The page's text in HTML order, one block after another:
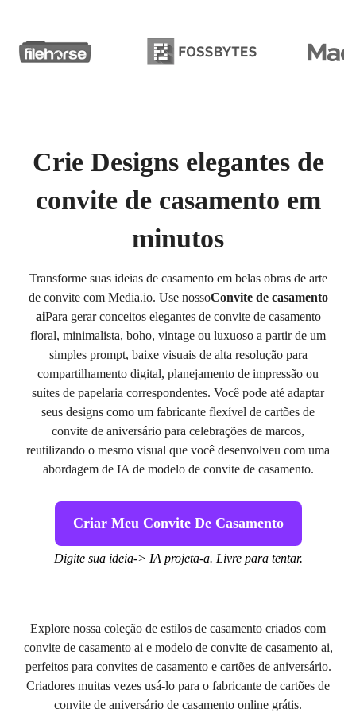
Crie Designs elegantes de
convite de casamento em
minutos
Transforme suas ideias de casamento em belas obras de arte
de convite com Media.io. Use nossoConvite de casamento
aiPara gerar conceitos elegantes de convite de casamento
floral, minimalista, boho, vintage ou luxuoso a partir de um
simples prompt, baixe visuais de alta resolução para
compartilhamento digital, planejamento de impressão ou
suítes de papelaria correspondentes. Você pode até adaptar
seus designs como um fabricante flexível de cartões de
convite de aniversário para celebrações de marcos,
reutilizando o mesmo visual que você desenvolveu com uma
abordagem de IA de modelo de convite de casamento.
Criar Meu Convite De Casamento
Digite sua ideia-> IA projeta-a. Livre para tentar.
Explore nossa coleção de estilos de casamento criados com
convite de casamento ai e modelo de convite de casamento ai,
perfeitos para convites de casamento e cartões de aniversário.
Criadores muitas vezes usá-lo para o fabricante de cartões de
convite de aniversário de casamento online grátis.